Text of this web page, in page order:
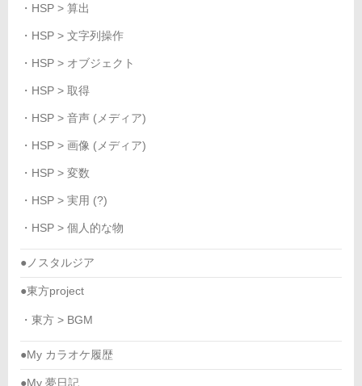
・HSP > 算出
・HSP > 文字列操作
・HSP > オブジェクト
・HSP > 取得
・HSP > 音声 (メディア)
・HSP > 画像 (メディア)
・HSP > 変数
・HSP > 実用 (?)
・HSP > 個人的な物
●ノスタルジア
●東方project
・東方 > BGM
●My カラオケ履歴
●My 夢日記